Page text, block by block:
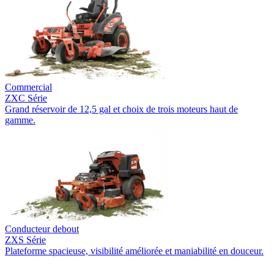
Commercial
ZXC Série
Grand réservoir de 12,5 gal et choix de trois moteurs haut de
gamme.
Conducteur debout
ZXS Série
Plateforme spacieuse, visibilité améliorée et maniabilité en douceur.